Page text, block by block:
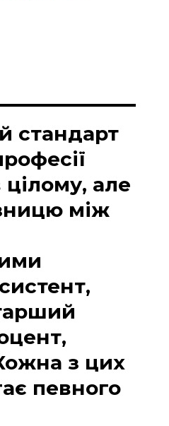
стандарт
але
між
з цих
певного